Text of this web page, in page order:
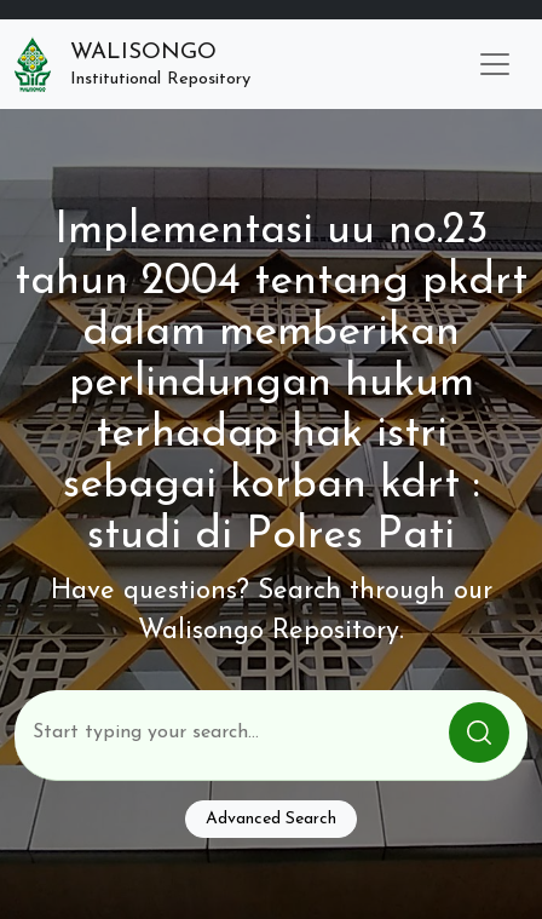
WALISONGO
Institutional Repository
Implementasi uu no.23
tahun 2004 tentang pkdrt
dalam memberikan
perlindungan hukum
terhadap hak istri
sebagai korban kdrt :
studi di Polres Pati
Have questions? Search through our
Walisongo Repository.
Advanced Search